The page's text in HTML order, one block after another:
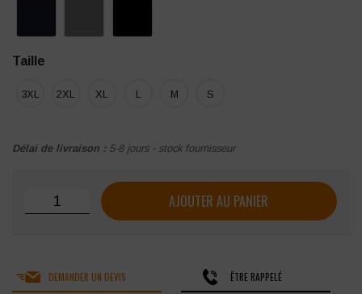
Taille
3XL 2XL XL L M S
Délai de livraison : 5-8 jours - stock fournisseur
quantité de T-Shirt PORTWEST manches longues
AJOUTER AU PANIER
DEMANDER UN DEVIS ÊTRE RAPPELÉ